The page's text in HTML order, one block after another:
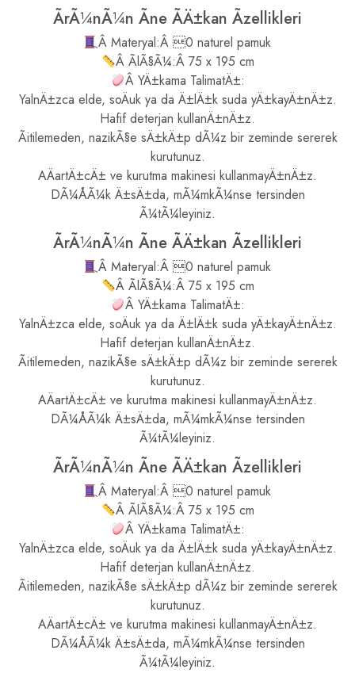
ÃrÃ¼nÃ¼n Ãne ÃÄ±kan Ãzellikleri
Â Materyal:Â 0 naturel pamuk
Â ÃlÃ§Ã¼:Â 75 x 195 cm
Â YÄ±kama TalimatÄ±:
YalnÄ±zca elde, soÄuk ya da Ä±lÄ±k suda yÄ±kayÄ±nÄ±z.
Hafif deterjan kullanÄ±nÄ±z.
Ãitilemeden, nazikÃ§e sÄ±kÄ±p dÃ¼z bir zeminde sererek
kurutunuz.
AÄartÄ±cÄ± ve kurutma makinesi kullanmayÄ±nÄ±z.
DÃ¼ÅÃ¼k Ä±sÄ±da, mÃ¼mkÃ¼nse tersinden
Ã¼tÃ¼leyiniz.
ÃrÃ¼nÃ¼n Ãne ÃÄ±kan Ãzellikleri
Â Materyal:Â 0 naturel pamuk
Â ÃlÃ§Ã¼:Â 75 x 195 cm
Â YÄ±kama TalimatÄ±:
YalnÄ±zca elde, soÄuk ya da Ä±lÄ±k suda yÄ±kayÄ±nÄ±z.
Hafif deterjan kullanÄ±nÄ±z.
Ãitilemeden, nazikÃ§e sÄ±kÄ±p dÃ¼z bir zeminde sererek
kurutunuz.
AÄartÄ±cÄ± ve kurutma makinesi kullanmayÄ±nÄ±z.
DÃ¼ÅÃ¼k Ä±sÄ±da, mÃ¼mkÃ¼nse tersinden
Ã¼tÃ¼leyiniz.
ÃrÃ¼nÃ¼n Ãne ÃÄ±kan Ãzellikleri
Â Materyal:Â 0 naturel pamuk
Â ÃlÃ§Ã¼:Â 75 x 195 cm
Â YÄ±kama TalimatÄ±:
YalnÄ±zca elde, soÄuk ya da Ä±lÄ±k suda yÄ±kayÄ±nÄ±z.
Hafif deterjan kullanÄ±nÄ±z.
Ãitilemeden, nazikÃ§e sÄ±kÄ±p dÃ¼z bir zeminde sererek
kurutunuz.
AÄartÄ±cÄ± ve kurutma makinesi kullanmayÄ±nÄ±z.
DÃ¼ÅÃ¼k Ä±sÄ±da, mÃ¼mkÃ¼nse tersinden
Ã¼tÃ¼leyiniz.